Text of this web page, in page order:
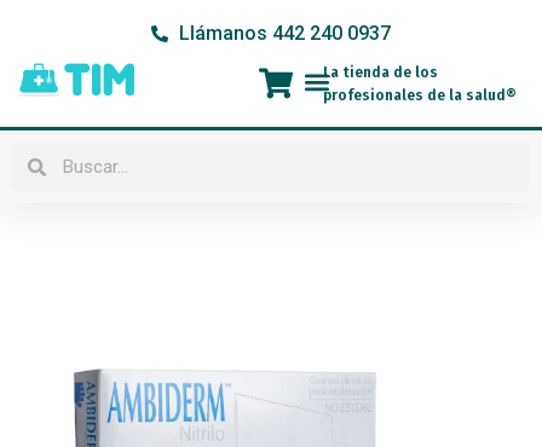
contenido
Llámanos 442 240 0937
Menú
La tienda de los
profesionales de la salud®
Buscar